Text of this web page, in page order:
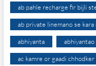
ab pahle recharge fir bijli
ab private linemano se
abhiyanta abhiyantao
ac kamre or gaadi